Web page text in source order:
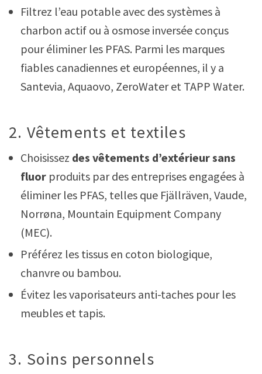
Filtrez l’eau potable avec des systèmes à
charbon actif ou à osmose inversée conçus
pour éliminer les PFAS. Parmi les marques
fiables canadiennes et européennes, il y a
Santevia, Aquaovo, ZeroWater et TAPP Water.
2. Vêtements et textiles
Choisissez des vêtements d’extérieur sans
fluor produits par des entreprises engagées à
éliminer les PFAS, telles que Fjällräven, Vaude,
Norrøna, Mountain Equipment Company
(MEC).
Préférez les tissus en coton biologique,
chanvre ou bambou.
Évitez les vaporisateurs anti-taches pour les
meubles et tapis.
3. Soins personnels